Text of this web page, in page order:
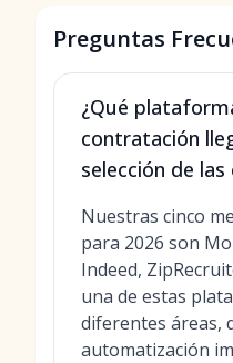
Preguntas
¿Qué
contratación
selección de
Nuestras cinco
para 2026 son
Indeed,
una de estas
diferentes áreas,
automatización